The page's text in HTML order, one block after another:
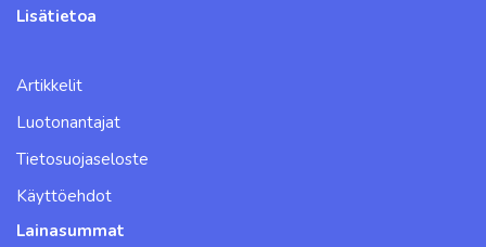
Lisätietoa
Artikkelit
Luotonantajat
Tietosuojaseloste
Käyttöehdot
Lainasummat